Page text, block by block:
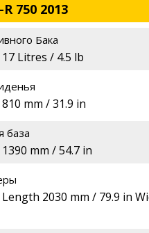
750 2013
Бака
17 Litres / 4.5 lb
810 mm / 31.9 in
база
1390 mm / 54.7 in
Length 2030 mm / 79.9 in